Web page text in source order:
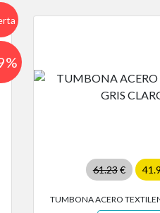
61.23€
TUMBONA ACERO